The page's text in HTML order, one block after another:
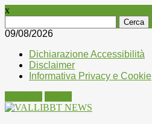
x
per:
09/08/2026
Dichiarazione Accessibilità
Disclaimer
Informativa Privacy e Cookie